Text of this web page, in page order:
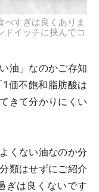
すぎは良くありま
ドイッチに挟んでコ
油」なのかご存知
価不飽和脂肪酸は
きて分かりにくい
くない油なのか分
類はせずにご紹介
ぎは良くないです